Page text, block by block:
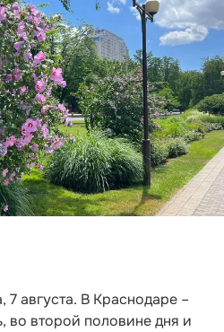
7 августа. В Краснодаре –
во второй половине дня и